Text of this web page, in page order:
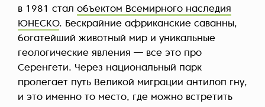
в 1981 стал объектом Всемирного наследия
ЮНЕСКО. Бескрайние африканские саванны,
богатейший животный мир и уникальные
геологические явления — все это про
Серенгети. Через национальный парк
пролегает путь Великой миграции антилоп гну,
и это именно то место, где можно встретить